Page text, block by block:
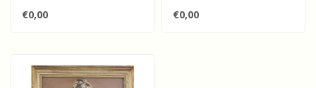
Tekening - Naakt tegen
groen - Pulchri studio..
€0,00 €0,00